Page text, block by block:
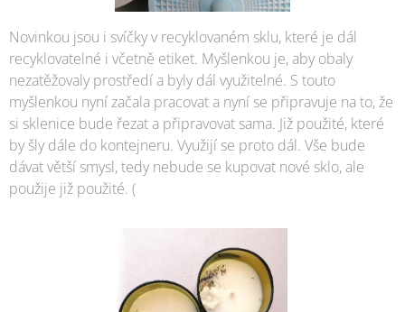
Novinkou jsou i svíčky v recyklovaném sklu, které je dál
recyklovatelné i včetně etiket. Myšlenkou je, aby obaly
nezatěžovaly prostředí a byly dál využitelné. S touto
myšlenkou nyní začala pracovat a nyní se připravuje na to, že
si sklenice bude řezat a připravovat sama. Již použité, které
by šly dále do kontejneru. Využijí se proto dál. Vše bude
dávat větší smysl, tedy nebude se kupovat nové sklo, ale
použije již použité. (